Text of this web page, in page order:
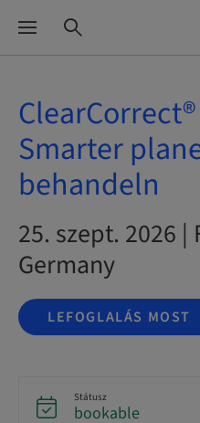
Smarter
behandeln
25. szept. 2026 |
Germany
LEFOGLALÁS MOST
Státusz
bookable